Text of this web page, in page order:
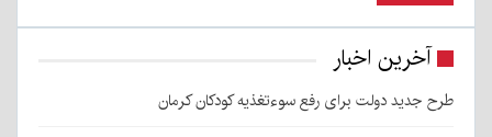
آخرین اخبار
طرح جدید دولت برای رفع سوءتغذیه کودکان کرمان